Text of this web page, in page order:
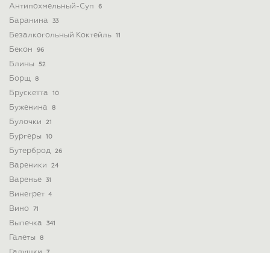
Антипохмельный-Суп 6
Баранина 33
Безалкогольный Коктейль 11
Бекон 96
Блины 52
Борщ 8
Брускетта 10
Буженина 8
Булочки 21
Бургеры 10
Бутерброд 26
Вареники 24
Варенье 31
Винегрет 4
Вино 71
Выпечка 341
Галеты 8